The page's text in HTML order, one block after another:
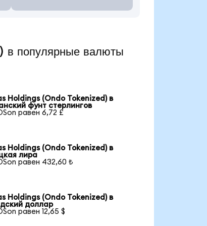
популярные валюты
Holdings (Ondo Tokenized) в
фунт стерлингов
равен 6,72 £
Holdings (Ondo Tokenized) в
лира
равен 432,60 ₺
Holdings (Ondo Tokenized) в
доллар
равен 12,65 $